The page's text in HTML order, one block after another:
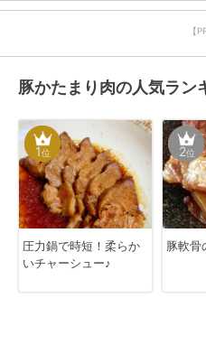
【
豚かたまり肉の人気ラン
1位
圧力鍋で時短！柔らか
いチャーシュー♪
2位
豚軟骨